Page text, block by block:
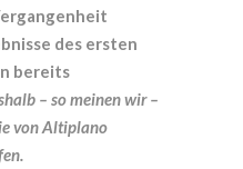
des ersten
bereits
– so meinen wir –
von Altiplano